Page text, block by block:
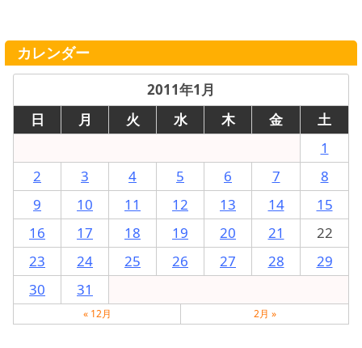
カレンダー
2011年1月
日
月 火 水 木 金
土
1
2
3 4 5 6 7
8
9
10 11 12 13 14
15
16
17 18 19 20 21
22
23
24 25 26 27 28
29
30
31
« 12月 2月 »